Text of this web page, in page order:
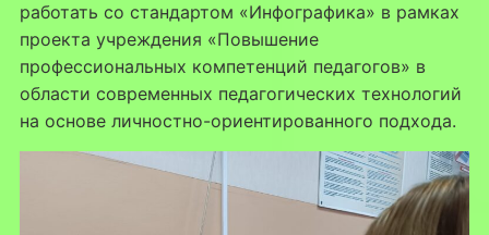
работать со стандартом «Инфографика» в рамках
проекта учреждения «Повышение
профессиональных компетенций педагогов» в
области современных педагогических технологий
на основе личностно-ориентированного подхода.